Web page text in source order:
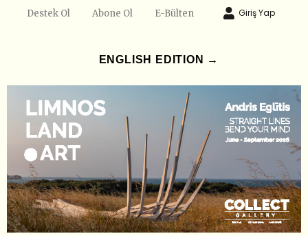
Destek Ol Abone Ol E-Bülten Giriş Yap
ENGLISH EDITION →